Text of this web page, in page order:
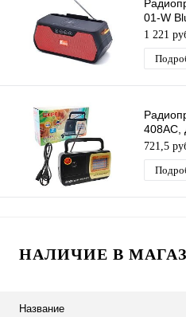
01-W
1 221
408AC,
AM/FM/
721,5
НАЛИЧИЕ В
Название